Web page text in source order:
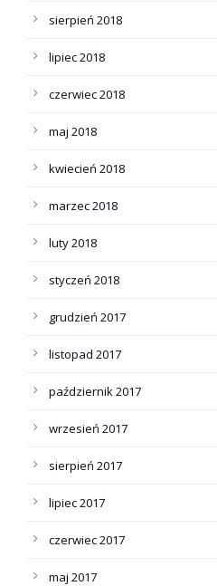
sierpień 2018
lipiec 2018
czerwiec 2018
maj 2018
kwiecień 2018
marzec 2018
luty 2018
styczeń 2018
grudzień 2017
listopad 2017
październik 2017
wrzesień 2017
sierpień 2017
lipiec 2017
czerwiec 2017
maj 2017